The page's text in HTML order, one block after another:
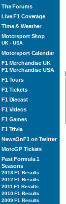
The Forums
Live F1 Coverage
Time & Weather
Motorsport Shop
UK- USA
Motorsport Calendar
F1 Merchandise UK
F1 Merchandise USA
F1 Tours
F1 Tickets
F1 Diecast
F1 Videos
F1 Games
F1 Trivia
NewsOnF1 on Twitter
MotoGP Tickets
Past Formula 1
Seasons
2013 F1 Results
2012 F1 Results
2011 F1 Results
2010 F1 Results
2009 F1 Results